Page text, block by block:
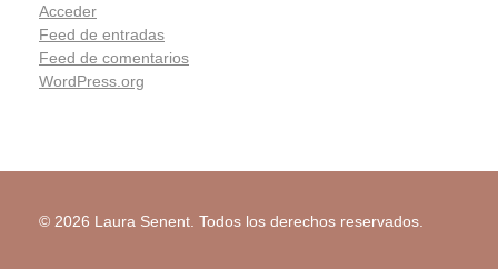
Acceder
Feed de entradas
Feed de comentarios
WordPress.org
© 2026 Laura Senent. Todos los derechos reservados.